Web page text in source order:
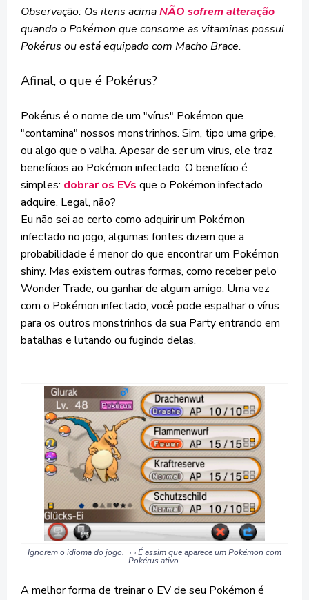
Observação: Os itens acimaNÃO sofrem alteração
quando o Pokémon que consome as vitaminas possui
Pokérus ou está equipado com Macho Brace.
Afinal, o que é Pokérus?
Pokérus é o nome de um "vírus" Pokémon que
"contamina" nossos monstrinhos. Sim, tipo uma gripe,
ou algo que o valha. Apesar de ser um vírus, ele traz
benefícios ao Pokémon infectado. O benefício é
simples: dobrar os EVs que o Pokémon infectado
adquire. Legal, não?
Eu não sei ao certo como adquirir um Pokémon
infectado no jogo, algumas fontes dizem que a
probabilidade é menor do que encontrar um Pokémon
shiny. Mas existem outras formas, como receber pelo
Wonder Trade, ou ganhar de algum amigo. Uma vez
com o Pokémon infectado, você pode espalhar o vírus
para os outros monstrinhos da sua Party entrando em
batalhas e lutando ou fugindo delas.
Ignorem o idioma do jogo. ¬¬ É assim que aparece um Pokémon com
Pokérus ativo.
A melhor forma de treinar o EV de seu Pokémon é